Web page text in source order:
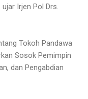
Irjen Pol Drs.
Tokoh Pandawa
Sosok Pemimpin
dan Pengabdian